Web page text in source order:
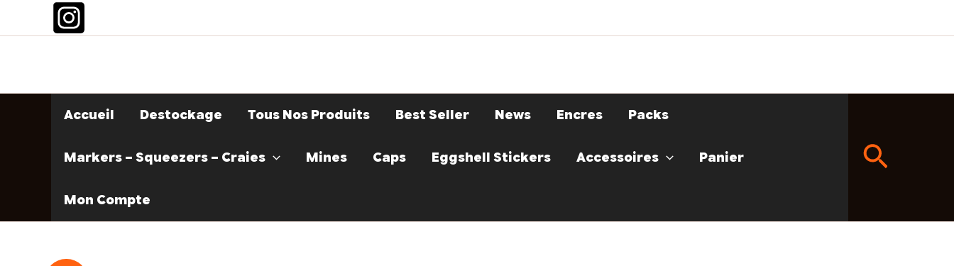
Accueil Destockage Tous Nos Produits Best Seller News Encres Packs
Markers – Squeezers – Craies Mines Caps Eggshell Stickers Accessoires Panier
Mon Compte